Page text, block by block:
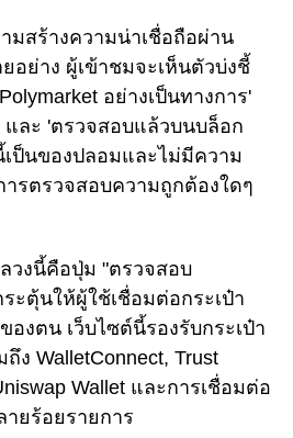
มสร้างความน่าเชื่อถือผ่าน
อย่าง ผู้เข้าชมจะเห็นตัวบ่งชี้
อย่างเป็นทางการ'
และ 'ตรวจสอบแล้วบนบล็อก
ป็นของปลอมและไม่มีความ
ารตรวจสอบความถูกต้องใดๆ
วงนี้คือปุ่ม "ตรวจสอบ
ตุ้นให้ผู้ใช้เชื่อมต่อกระเป๋า
องตน เว็บไซต์นี้รองรับกระเป๋า
ง WalletConnect, Trust
Wallet และการเชื่อมต่อ
ายร้อยรายการ